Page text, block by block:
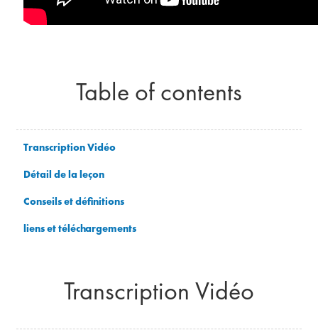
Table of contents
Transcription Vidéo
Détail de la leçon
Conseils et définitions
liens et téléchargements
Transcription Vidéo